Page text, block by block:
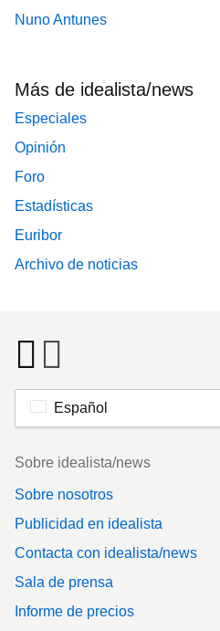
Nuno Antunes
Más de idealista/news
Especiales
Opinión
Foro
Estadísticas
Euribor
Archivo de noticias
Español
Footer
Sobre idealista/news
Sobre nosotros
Publicidad en idealista
Contacta con idealista/news
Sala de prensa
Informe de precios